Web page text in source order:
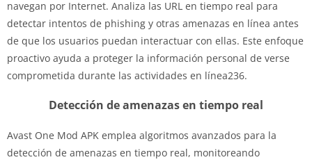
navegan por Internet. Analiza las URL en tiempo real para
detectar intentos de phishing y otras amenazas en línea antes
de que los usuarios puedan interactuar con ellas. Este enfoque
proactivo ayuda a proteger la información personal de verse
comprometida durante las actividades en línea236.
Detección de amenazas en tiempo real
Avast One Mod APK emplea algoritmos avanzados para la
detección de amenazas en tiempo real, monitoreando